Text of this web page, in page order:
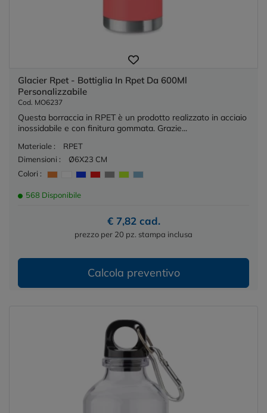
Glacier Rpet - Bottiglia In Rpet Da 600Ml
Personalizzabile
Cod. MO6237
Questa borraccia in RPET è un prodotto realizzato in acciaio
inossidabile e con finitura gommata. Grazie...
Materiale :
RPET
Dimensioni :
Ø6X23 CM
Colori :
568 Disponibile
€ 7,82 cad.
prezzo per 20 pz. stampa inclusa
Calcola preventivo